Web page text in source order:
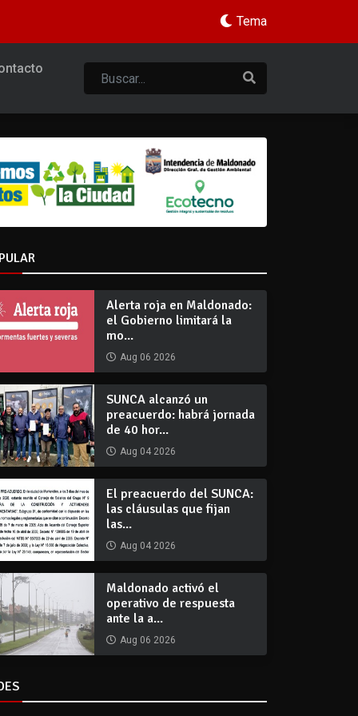
Tema
Alerta roja en Maldonado:
el Gobierno limitará la
mo...
Aug 06 2026
SUNCA alcanzó un
preacuerdo: habrá jornada
de 40 hor...
Aug 04 2026
El preacuerdo del SUNCA:
las cláusulas que fijan
las...
Aug 04 2026
Maldonado activó el
operativo de respuesta
ante la a...
Aug 06 2026